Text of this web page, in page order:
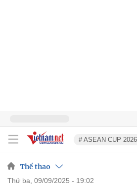
# ASEAN CUP 2026
Thể thao
thứ ba, 09/09/2025 - 19:02